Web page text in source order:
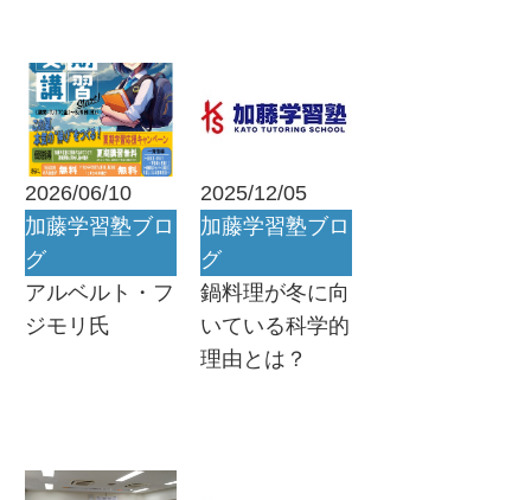
2026/06/10
加藤学習塾ブロ
グ
アルベルト・フ
ジモリ氏
2025/12/05
加藤学習塾ブロ
グ
鍋料理が冬に向
いている科学的
理由とは？